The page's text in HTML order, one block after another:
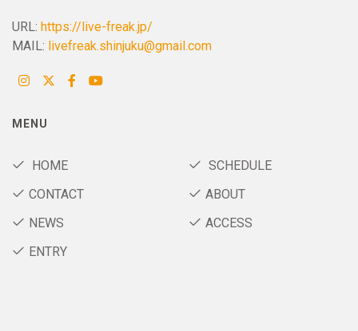
URL: https://live-freak.jp/
MAIL: livefreak.shinjuku@gmail.com
MENU
HOME
SCHEDULE
CONTACT
ABOUT
NEWS
ACCESS
ENTRY